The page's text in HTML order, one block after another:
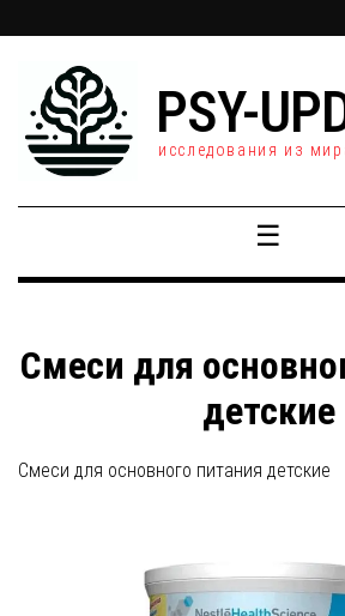
PSY-
исследования из
☰
Смеси для
детские
Смеси для основного питания детские